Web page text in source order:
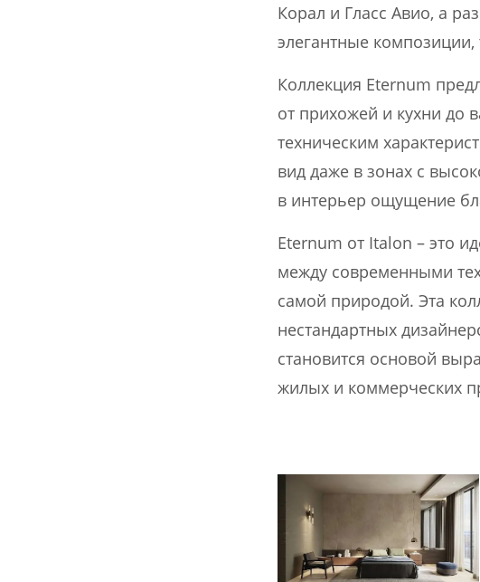
Корал и Гласс Авио, а
элегантные композиции,
Коллекция Eternum
от прихожей и кухни до
техническим
вид даже в зонах с
в интерьер ощущение
Eternum от Italon – это
между современными
самой природой. Эта
нестандартных
становится основой
жилых и коммерческих